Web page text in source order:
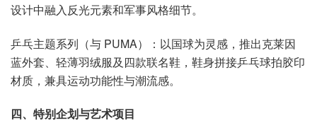
设计中融入反光元素和军事风格细节。
乒乓主题系列（与 PUMA）：以国球为灵感，推出克莱因
蓝外套、轻薄羽绒服及四款联名鞋，鞋身拼接乒乓球拍胶印
材质，兼具运动功能性与潮流感。
四、特别企划与艺术项目